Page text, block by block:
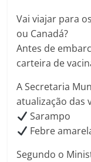
Vai viajar para
ou Canadá?
Antes de
carteira de
A Secretaria
atualização das
Sarampo
Febre
Segundo o